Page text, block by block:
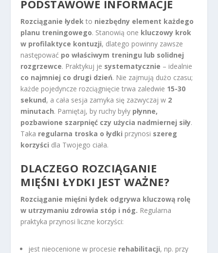
PODSTAWOWE INFORMACJE
Rozciąganie łydek to niezbędny element każdego
planu treningowego. Stanowią one kluczowy krok
w profilaktyce kontuzji, dlatego powinny zawsze
następować po właściwym treningu lub solidnej
rozgrzewce. Praktykuj je systematycznie – idealnie
co najmniej co drugi dzień. Nie zajmują dużo czasu;
każde pojedyncze rozciągnięcie trwa zaledwie 15-30
sekund, a cała sesja zamyka się zazwyczaj w 2
minutach. Pamiętaj, by ruchy były płynne,
pozbawione szarpnięć czy użycia nadmiernej siły.
Taka regularna troska o łydki przynosi szereg
korzyści dla Twojego ciała.
DLACZEGO ROZCIĄGANIE
MIĘŚNI ŁYDKI JEST WAŻNE?
Rozciąganie mięśni łydek odgrywa kluczową rolę
w utrzymaniu zdrowia stóp i nóg. Regularna
praktyka przynosi liczne korzyści:
jest nieocenione w procesie rehabilitacji, np. przy